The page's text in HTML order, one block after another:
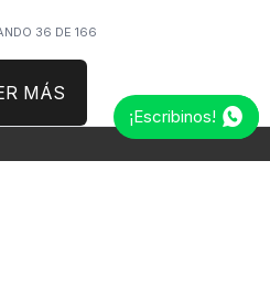
36 DE 166
MÁS
¡Escribinos!